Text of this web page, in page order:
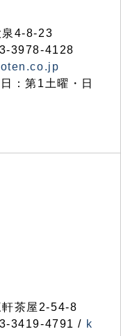
4-8-23
3978-4128
：第1土曜・日
茶屋2-54-8
3419-4791 / k